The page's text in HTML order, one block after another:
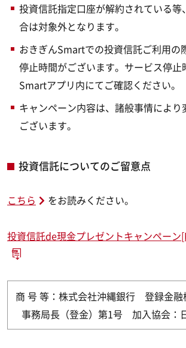
投資信託指定口座が解約されている等
合は対象外となります。
おきぎんSmartでの投資信託ご利用の
停止時間がございます。サービス停止
Smartアプリ内にてご確認ください。
キャンペーン内容は、諸般事情によ
ございます。
投資信託についてのご留意点
こちら をお読みください。
投資信託de現金プレゼントキャンペーン
商 号 等：株式会社沖縄銀行 登録金融
事務局長（登金）第1号 加入協会：